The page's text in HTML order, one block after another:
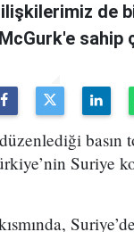
de
sahip
basın
Suriye